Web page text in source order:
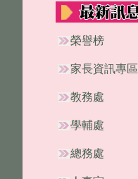
榮譽榜
家長資訊專區
教務處
學輔處
總務處